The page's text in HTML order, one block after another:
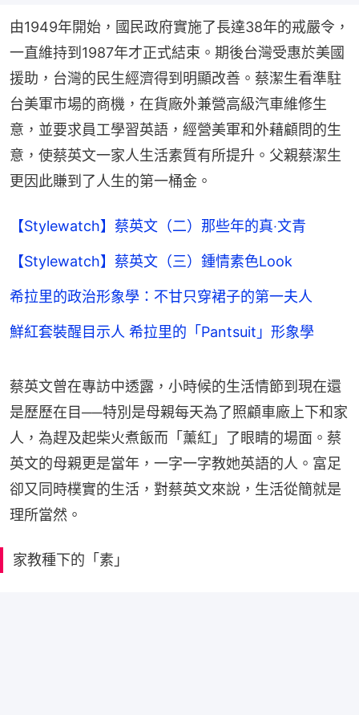
由1949年開始，國民政府實施了長達38年的戒嚴令，
一直維持到1987年才正式結束。期後台灣受惠於美國
援助，台灣的民生經濟得到明顯改善。蔡潔生看準駐
台美軍市場的商機，在貨廠外兼營高級汽車維修生
意，並要求員工學習英語，經營美軍和外藉顧問的生
意，使蔡英文一家人生活素質有所提升。父親蔡潔生
更因此賺到了人生的第一桶金。
【Stylewatch】蔡英文（二）那些年的真‧文青
【Stylewatch】蔡英文（三）鍾情素色Look
希拉里的政治形象學：不甘只穿裙子的第一夫人
鮮紅套裝醒目示人 希拉里的「Pantsuit」形象學
蔡英文曾在專訪中透露，小時候的生活情節到現在還
是歷歷在目──特別是母親每天為了照顧車廠上下和家
人，為趕及起柴火煮飯而「薰紅」了眼睛的場面。蔡
英文的母親更是當年，一字一字教她英語的人。富足
卻又同時樸實的生活，對蔡英文來說，生活從簡就是
理所當然。
家教種下的「素」